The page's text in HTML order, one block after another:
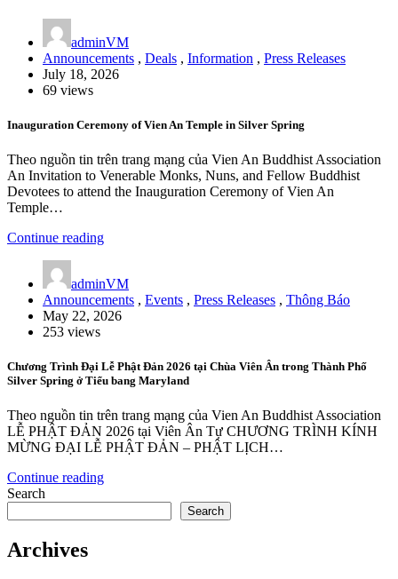
adminVM
Announcements , Deals , Information , Press Releases
July 18, 2026
69 views
Inauguration Ceremony of Vien An Temple in Silver Spring
Theo nguồn tin trên trang mạng của Vien An Buddhist Association
An Invitation to Venerable Monks, Nuns, and Fellow Buddhist
Devotees to attend the Inauguration Ceremony of Vien An
Temple…
Continue reading
adminVM
Announcements , Events , Press Releases , Thông Báo
May 22, 2026
253 views
Chương Trình Đại Lễ Phật Đản 2026 tại Chùa Viên Ân trong Thành Phố
Silver Spring ở Tiểu bang Maryland
Theo nguồn tin trên trang mạng của Vien An Buddhist Association
LỄ PHẬT ĐẢN 2026 tại Viên Ân Tự CHƯƠNG TRÌNH KÍNH
MỪNG ĐẠI LỄ PHẬT ĐẢN – PHẬT LỊCH…
Continue reading
Search
Search
Archives